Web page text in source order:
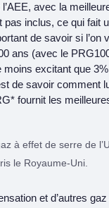
avec la
inclus, ce qui fait
de savoir si
ans (avec le
excitant que
de savoir comment
fournit les
à effet de serre de
le Royaume-Uni.
et d’autres